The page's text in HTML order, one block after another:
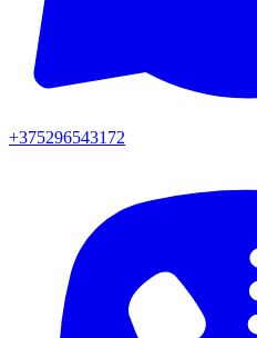
+375296543172